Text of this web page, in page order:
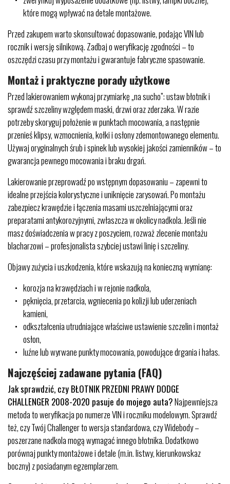
które mogą wpływać na detale montażowe.
Przed zakupem warto skonsultować dopasowanie, podając VIN lub
rocznik i wersję silnikową. Zadbaj o weryfikację zgodności – to
oszczędzi czasu przy montażu i gwarantuje fabryczne spasowanie.
Montaż i praktyczne porady użytkowe
Przed lakierowaniem wykonaj przymiarkę „na sucho”: ustaw błotnik i
sprawdź szczeliny względem maski, drzwi oraz zderzaka. W razie
potrzeby skoryguj położenie w punktach mocowania, a następnie
przenieś klipsy, wzmocnienia, kołki i osłony zdemontowanego elementu.
Używaj oryginalnych śrub i spinek lub wysokiej jakości zamienników – to
gwarancja pewnego mocowania i braku drgań.
Lakierowanie przeprowadź po wstępnym dopasowaniu – zapewni to
idealne przejścia kolorystyczne i uniknięcie zarysowań. Po montażu
zabezpiecz krawędzie i łączenia masami uszczelniającymi oraz
preparatami antykorozyjnymi, zwłaszcza w okolicy nadkola. Jeśli nie
masz doświadczenia w pracy z poszyciem, rozważ zlecenie montażu
blacharzowi – profesjonalista szybciej ustawi linię i szczeliny.
Objawy zużycia i uszkodzenia, które wskazują na konieczną wymianę:
korozja na krawędziach i w rejonie nadkola,
pęknięcia, przetarcia, wgniecenia po kolizji lub uderzeniach
kamieni,
odkształcenia utrudniające właściwe ustawienie szczelin i montaż
osłon,
luźne lub wyrwane punkty mocowania, powodujące drgania i hałas.
Najczęściej zadawane pytania (FAQ)
Jak sprawdzić, czy BŁOTNIK PRZEDNI PRAWY DODGE
CHALLENGER 2008-2020 pasuje do mojego auta?Najpewniejsza
metoda to weryfikacja po numerze VIN i roczniku modelowym. Sprawdź
też, czy Twój Challenger to wersja standardowa, czy Widebody –
poszerzane nadkola mogą wymagać innego błotnika. Dodatkowo
porównaj punkty montażowe i detale (m.in. listwy, kierunkowskaz
boczny) z posiadanym egzemplarzem.